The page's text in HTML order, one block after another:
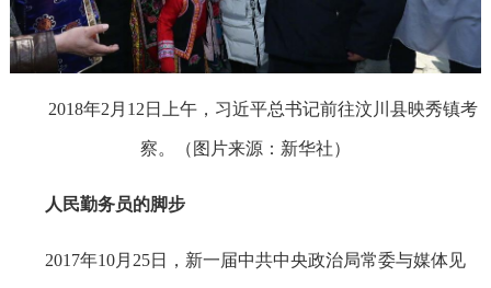
2018年2月12日上午，习近平总书记前往汶川县映秀镇考
察。（图片来源：新华社）
人民勤务员的脚步
2017年10月25日，新一届中共中央政治局常委与媒体见